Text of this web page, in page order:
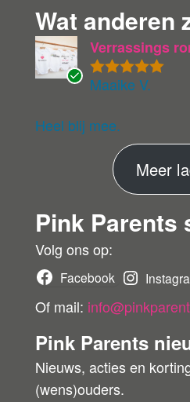
Wat anderen
eri
r
Gewaardeer
Verrassings
Maaike V.
Heel blij mee.
Meer
Pink Parents
Volg ons op:
Facebook
Of mail:
Pink Parents
Nieuws, acties en
(wens)ouders.